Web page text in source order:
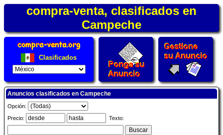
compra-venta, clasificados en
Campeche
Clasificados
Anuncios clasificados en Campeche
Opción:
Precio:
Texto: